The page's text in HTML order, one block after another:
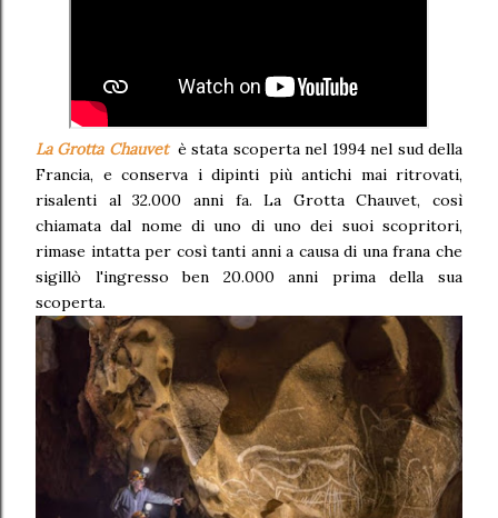
La Grotta Chauvet è stata scoperta nel 1994 nel sud della
Francia, e conserva i dipinti più antichi mai ritrovati,
risalenti al 32.000 anni fa. La Grotta Chauvet, così
chiamata dal nome di uno di uno dei suoi scopritori,
rimase intatta per così tanti anni a causa di una frana che
sigillò l'ingresso ben 20.000 anni prima della sua
scoperta.